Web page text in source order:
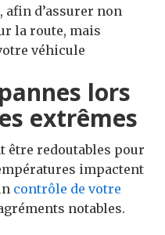
afin d’assurer non
la route, mais
véhicule
lors
extrêmes
être redoutables pour
impactent
contrôle de votre
notables.